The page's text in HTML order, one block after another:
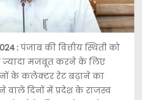
:पंजाब की वित्तीय स्थिती को
मजबूत करने के लिए
के कलेक्टर रेट बढ़ाने का
दिनों में प्रदेश के राजस्व